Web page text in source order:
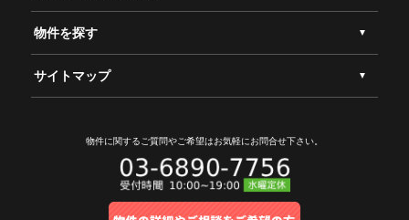
物件を探す
サイトマップ
物件に関するご質問やご希望はお気軽にお問合せ下さい。